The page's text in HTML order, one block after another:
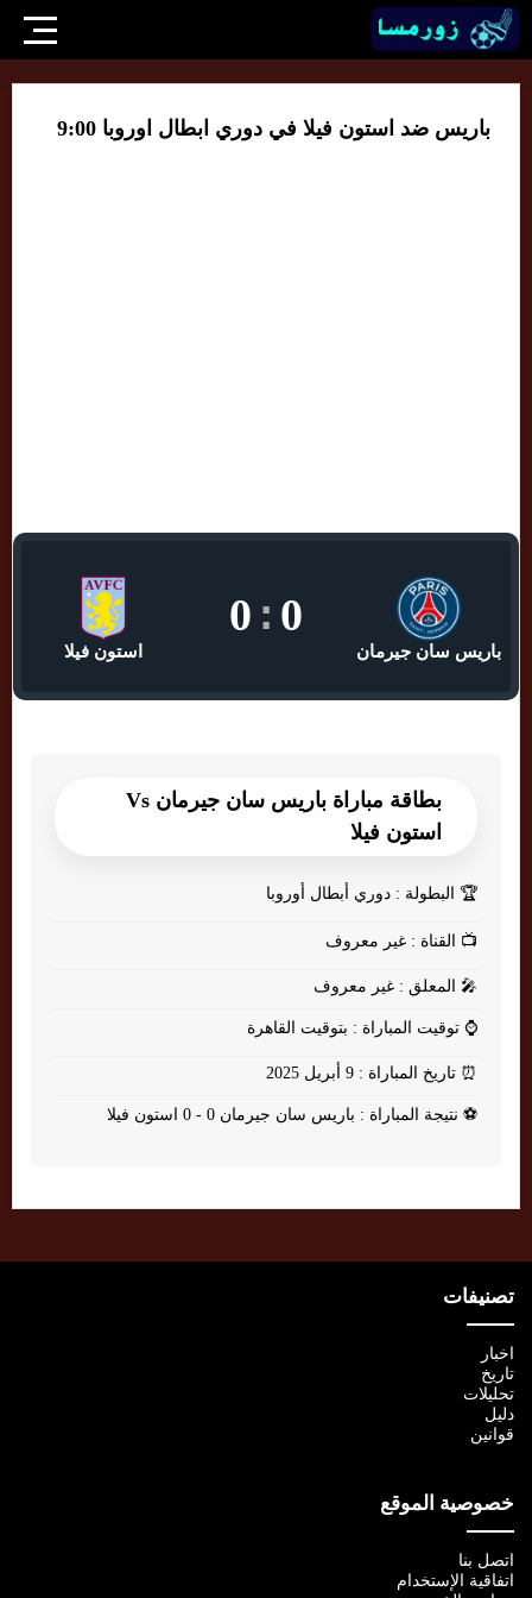
باريس ضد استون فيلا في دوري ابطال اوروبا 9:00
باريس سان جيرمان
0
:
0
استون فيلا
بطاقة مباراة باريس سان جيرمان Vs
استون فيلا
🏆 البطولة : دوري أبطال أوروبا
📺 القناة : غير معروف
🎤 المعلق : غير معروف
⌚ توقيت المباراة : بتوقيت القاهرة
⏰ تاريخ المباراة : 9 أبريل 2025
⚽ نتيجة المباراة : باريس سان جيرمان 0 - 0 استون فيلا
تصنيفات
اخبار
تاريخ
تحليلات
دليل
قوانين
خصوصية الموقع
اتصل بنا
اتفاقية الإستخدام